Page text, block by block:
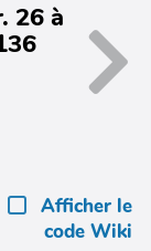
26 à
Afficher le
code Wiki